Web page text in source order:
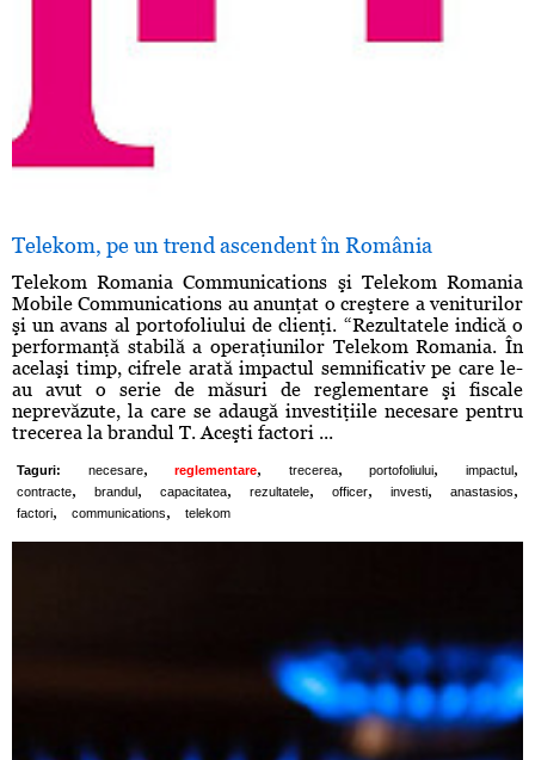
Telekom, pe un trend ascendent în România
Telekom Romania Communications şi Telekom Romania
Mobile Communications au anunţat o creştere a veniturilor
şi un avans al portofoliului de clienţi. “Rezultatele indică o
performanţă stabilă a operaţiunilor Telekom Romania. În
acelaşi timp, cifrele arată impactul semnificativ pe care le-
au avut o serie de măsuri de reglementare şi fiscale
neprevăzute, la care se adaugă investiţiile necesare pentru
trecerea la brandul T. Aceşti factori ...
Taguri: necesare, reglementare, trecerea, portofoliului, impactul ,
contracte, brandul , capacitatea, rezultatele, officer, investi, anastasios,
factori, communications, telekom